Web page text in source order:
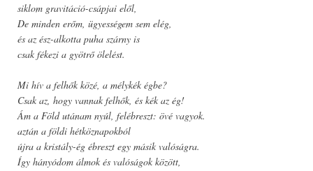
siklom gravitáció-csápjai elől,
De minden erőm, ügyességem sem elég,
és az ész-alkotta puha szárny is
csak fékezi a gyötrő ölelést.
Mi hív a felhők közé, a mélykék égbe?
Csak az, hogy vannak felhők, és kék az ég!
Ám a Föld utánam nyúl, felébreszt: övé vagyok.
aztán a földi hétköznapokból
újra a kristály-ég ébreszt egy másik valóságra.
Így hányódom álmok és valóságok között,